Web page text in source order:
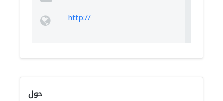
http://
حول